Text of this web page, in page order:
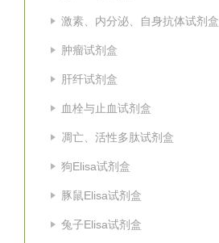
激素、内分泌、自身抗体试剂盒
肿瘤试剂盒
肝纤试剂盒
血栓与止血试剂盒
凋亡、活性多肽试剂盒
狗Elisa试剂盒
豚鼠Elisa试剂盒
兔子Elisa试剂盒